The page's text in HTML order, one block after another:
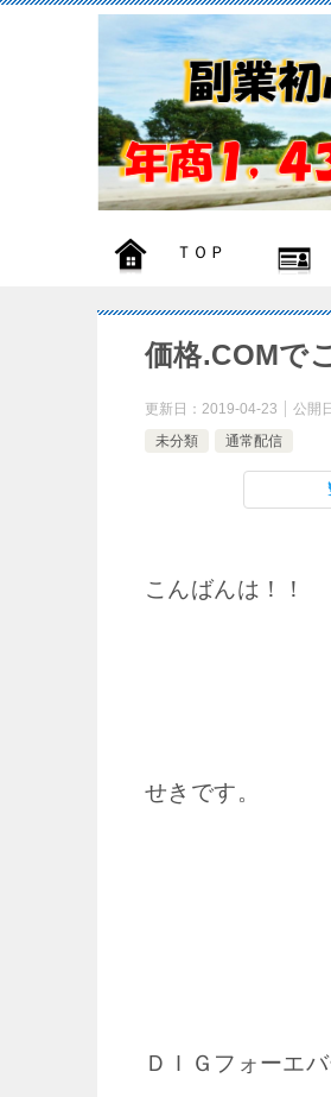
ＴＯＰ
価格.COMで
更新日： 2019-04-23 公開
未分類
通常配信
こんばんは！！
せきです。
ＤＩＧフォーエ